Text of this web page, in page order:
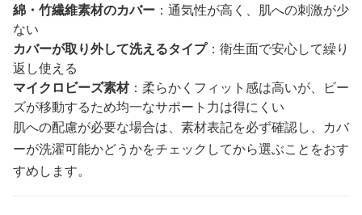
綿・竹繊維素材のカバー ：通気性が高く、肌への刺激が少
ない
カバーが取り外して洗えるタイプ：衛生面で安心して繰り
返し使える
マイクロビーズ素材：柔らかくフィット感は高いが、ビー
ズが移動するため均一なサポート力は得にくい
肌への配慮が必要な場合は、素材表記を必ず確認し、カバ
ーが洗濯可能かどうかをチェックしてから選ぶことをおす
すめします。